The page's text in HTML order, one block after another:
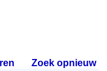
Zoek opnieuw.